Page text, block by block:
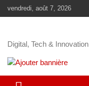
vendredi, août 7, 2026
Digital, Tech & Innovation